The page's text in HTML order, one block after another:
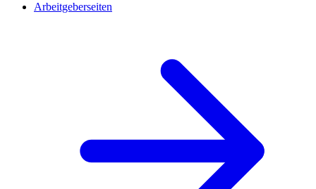
Arbeitgeberseiten